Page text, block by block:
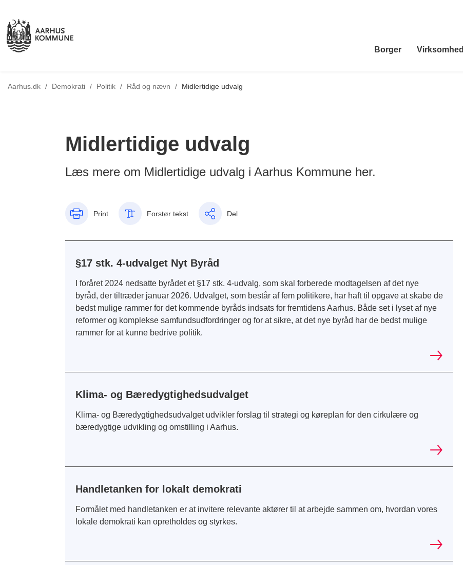
Borger Virksomhed
Aarhus.dk / Demokrati / Politik / Tilbage til
Råd og nævn / Midlertidige udvalg
Midlertidige udvalg
Læs mere om Midlertidige udvalg i Aarhus Kommune her.
Print Forstør tekst Del
§17 stk. 4-udvalget Nyt Byråd
I foråret 2024 nedsatte byrådet et §17 stk. 4-udvalg, som skal forberede modtagelsen af det nye
byråd, der tiltræder januar 2026. Udvalget, som består af fem politikere, har haft til opgave at skabe de
bedst mulige rammer for det kommende byråds indsats for fremtidens Aarhus. Både set i lyset af nye
reformer og komplekse samfundsudfordringer og for at sikre, at det nye byråd har de bedst mulige
rammer for at kunne bedrive politik.
Klima- og Bæredygtighedsudvalget
Klima- og Bæredygtighedsudvalget udvikler forslag til strategi og køreplan for den cirkulære og
bæredygtige udvikling og omstilling i Aarhus.
Handletanken for lokalt demokrati
Formålet med handletanken er at invitere relevante aktører til at arbejde sammen om, hvordan vores
lokale demokrati kan opretholdes og styrkes.